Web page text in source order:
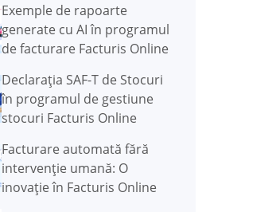
Exemple de rapoarte
generate cu AI în programul
de facturare Facturis Online
Declarația SAF-T de Stocuri
în programul de gestiune
stocuri Facturis Online
Facturare automată fără
intervenție umană: O
inovație în Facturis Online